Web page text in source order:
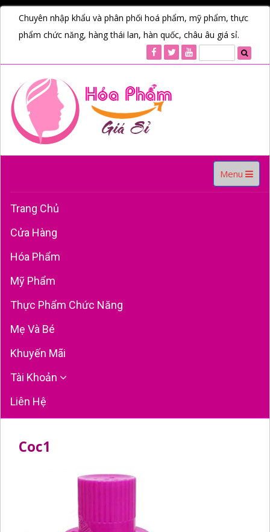
Chuyên nhập khẩu và phân phối hoá phẩm, mỹ phẩm, thực
phẩm chức năng, hàng thái lan, hàn quốc, châu âu giá sỉ.
Toggle
navigation
Menu
Trang Chủ
Cửa Hàng
Hóa Phẩm
Mỹ Phẩm
Thực Phẩm Chức Năng
Mẹ Và Bé
Khuyến Mãi
Tài Khoản
Liên Hệ
Coc1